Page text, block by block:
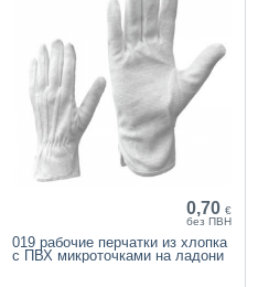
0,70 €
без ПВН
019 рабочие перчатки из хлопка
с ПВХ микроточками на ладони